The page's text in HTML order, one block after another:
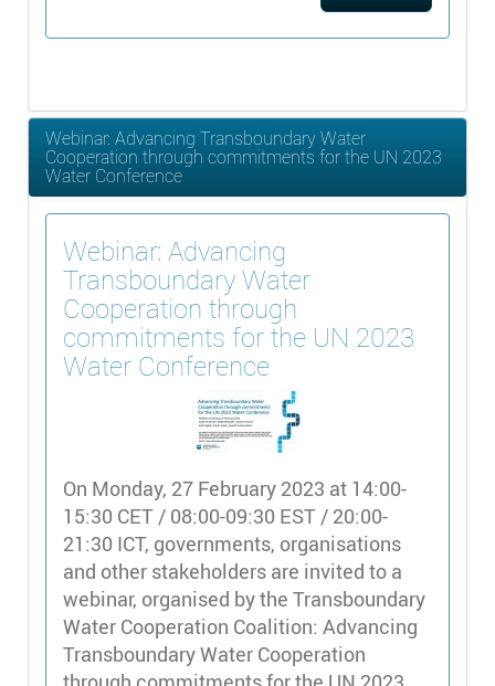
Webinar: Advancing Transboundary Water
Cooperation through commitments for the UN 2023
Water Conference
Webinar: Advancing
Transboundary Water
Cooperation through
commitments for the UN 2023
Water Conference
On Monday, 27 February 2023 at 14:00-
15:30 CET / 08:00-09:30 EST / 20:00-
21:30 ICT, governments, organisations
and other stakeholders are invited to a
webinar, organised by the Transboundary
Water Cooperation Coalition: Advancing
Transboundary Water Cooperation